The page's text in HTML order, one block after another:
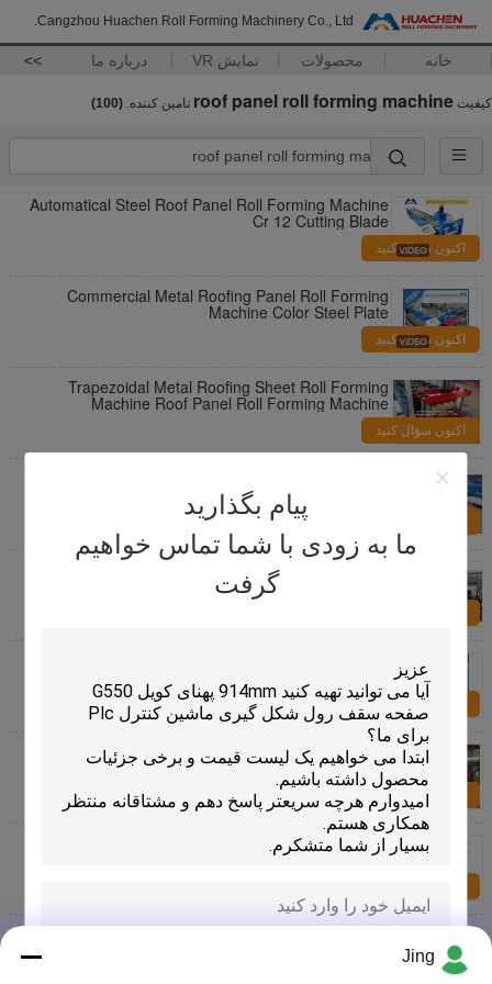
Cangzhou Huachen Roll Forming Machinery Co., Ltd.
خانه محصولات نمایش VR درباره ما >>
پیام بگذارید
ما به زودی با شما تماس خواهیم
گرفت
کیفیت roof panel roll forming machine تامین کننده. (100)
Automatical Steel Roof Panel Roll Forming Machine
Cr 12 Cutting Blade
اکنون سؤال کنید
Commercial Metal Roofing Panel Roll Forming
Machine Color Steel Plate
اکنون سؤال کنید
Trapezoidal Metal Roofing Sheet Roll Forming
Machine Roof Panel Roll Forming Machine
اکنون سؤال کنید
With Hydraulic Cutter
اکنون سؤال کنید
دستگاه رول پانل سقف فلزی 380v 15m / min
اکنون سؤال کنید
دستگاه ساخت صفحه سقف با سرعت 15 متر در دقیقه
Roof Panel Roll Forming Machine Hydraulic Cutting
اکنون سؤال کنید
Jing